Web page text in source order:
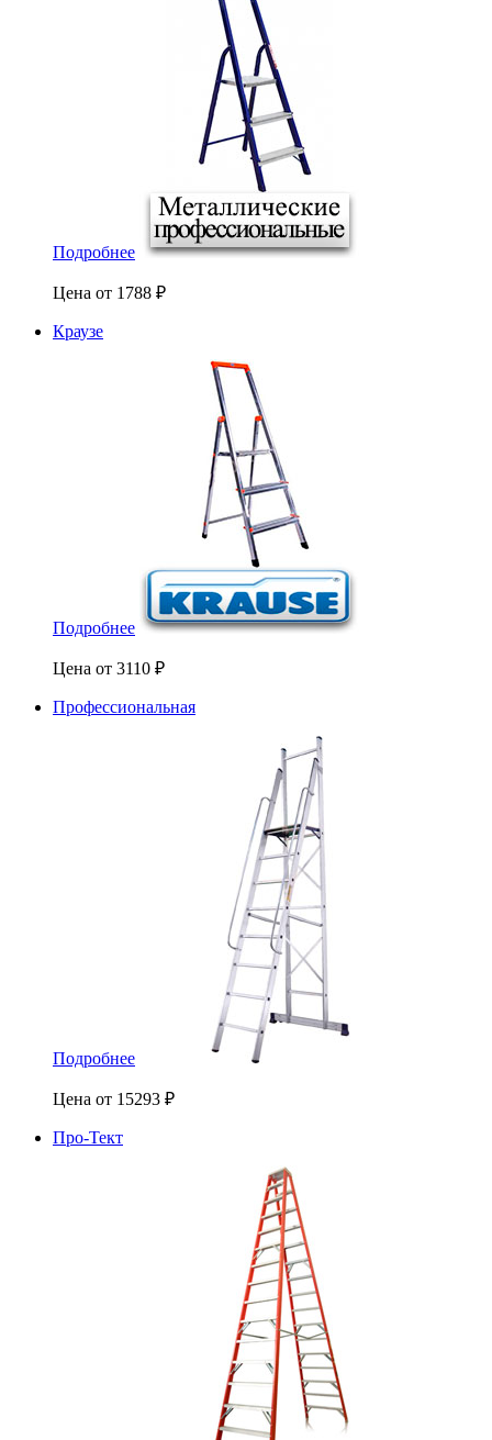
Подробнее
Цена от 1788 ₽
Краузе
Подробнее
Цена от 3110 ₽
Профессиональная
Подробнее
Цена от 15293 ₽
Про-Тект